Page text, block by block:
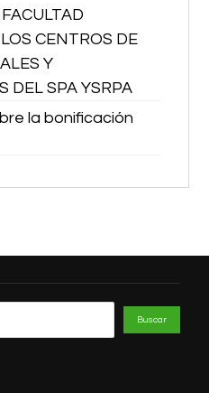
CENTROS DE
Y
DEL SPA YSRPA
la bonificación